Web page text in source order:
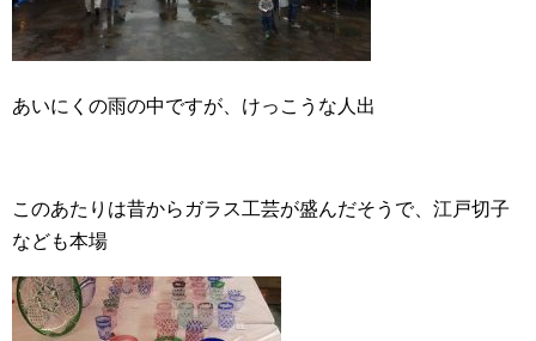
あいにくの雨の中ですが、けっこうな人出
このあたりは昔からガラス工芸が盛んだそうで、江戸切子
なども本場